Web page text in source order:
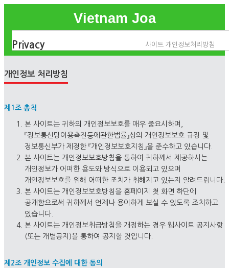
Vietnam Joa
Privacy 사이트 개인정보처리방침
개인정보 처리방침
제1조 총칙
본 사이트는 귀하의 개인정보보호를 매우 중요시하며,
『정보통신망이용촉진등에관한법률』상의 개인정보보호 규정 및
정보통신부가 제정한 『개인정보보호지침』을 준수하고 있습니다.
본 사이트는 개인정보보호방침을 통하여 귀하께서 제공하시는
개인정보가 어떠한 용도와 방식으로 이용되고 있으며
개인정보보호를 위해 어떠한 조치가 취해지고 있는지 알려드립니다.
본 사이트는 개인정보보호방침을 홈페이지 첫 화면 하단에
공개함으로써 귀하께서 언제나 용이하게 보실 수 있도록 조치하고
있습니다.
본 사이트는 개인정보취급방침을 개정하는 경우 웹사이트 공지사항
(또는 개별공지)을 통하여 공지할 것입니다.
제2조 개인정보 수집에 대한 동의